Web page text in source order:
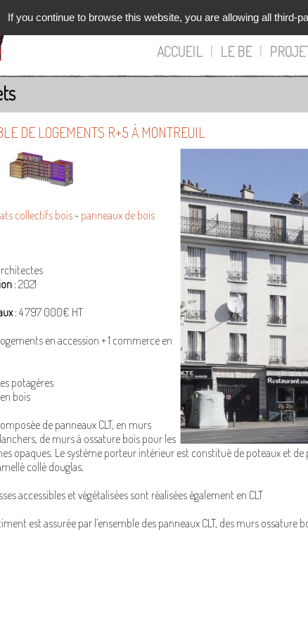
ACCUEIL | LE BE |
DE LOGEMENTS R+5 À MONTREUIL
collectifs bois - panneaux de bois
: 2021
: 4 797 000€ HT
en accession + 1 commerce en
potagères
bois
de panneaux CLT, en murs
de murs à ossature bois pour les
opaques. Le système porteur intérieur est constitué de poteaux et
collé douglas.
accessibles et végétalisées sont réalisées également en CLT
est assurée par l’ensemble des panneaux CLT, des murs ossature
If you continue to browse this website, you are allowing all third-